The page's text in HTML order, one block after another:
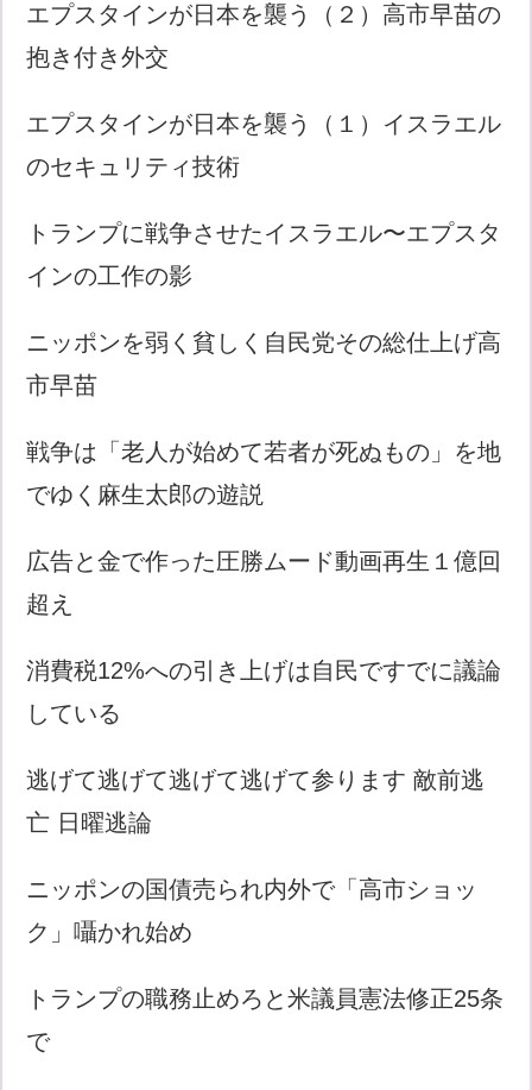
エプスタインが日本を襲う（２）高市早苗の
抱き付き外交
エプスタインが日本を襲う（１）イスラエル
のセキュリティ技術
トランプに戦争させたイスラエル〜エプスタ
インの工作の影
ニッポンを弱く貧しく自民党その総仕上げ高
市早苗
戦争は「老人が始めて若者が死ぬもの」を地
でゆく麻生太郎の遊説
広告と金で作った圧勝ムード動画再生１億回
超え
消費税12%への引き上げは自民ですでに議論
している
逃げて逃げて逃げて逃げて参ります 敵前逃
亡 日曜逃論
ニッポンの国債売られ内外で「高市ショッ
ク」囁かれ始め
トランプの職務止めろと米議員憲法修正25条
で